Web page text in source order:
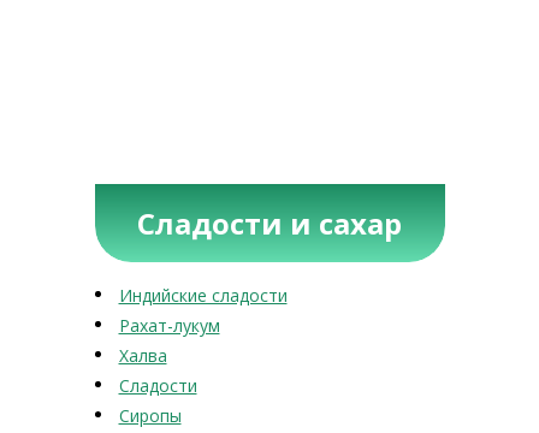
Сладости и сахар
Индийские сладости
Рахат-лукум
Халва
Сладости
Сиропы